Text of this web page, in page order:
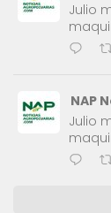
Julio
NAP
Julio